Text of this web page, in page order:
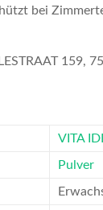
bei
159,
VITA
Pulver